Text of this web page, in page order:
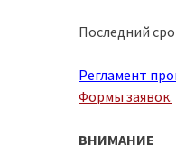
Последний
Регламент
Формы заявок.
ВНИМАНИЕ